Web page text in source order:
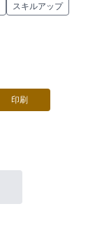
スキルアップ
印刷